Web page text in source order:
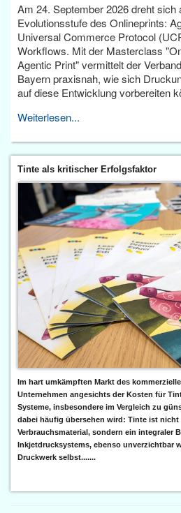
Am 24. September 2026 dreht sich
Evolutionsstufe des Onlineprints:
Universal Commerce Protocol
Workflows. Mit der Masterclass
Agentic Print" vermittelt der
Bayern praxisnah, wie sich
auf diese Entwicklung vorbereiten
Weiterlesen...
Tinte als kritischer Erfolgsfaktor
Im hart umkämpften Markt des
Unternehmen angesichts der Kosten für
Systeme, insbesondere im Vergleich zu
dabei häufig übersehen wird: Tinte ist nicht
Verbrauchsmaterial, sondern ein integraler
Inkjetdrucksystems, ebenso unverzichtbar
Druckwerk selbst.......